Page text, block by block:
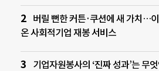
버릴 뻔한 커튼·쿠션에 새 가치…
온 사회적기업 재봉 서비스
기업자원봉사의 ‘진짜 성과’는 무